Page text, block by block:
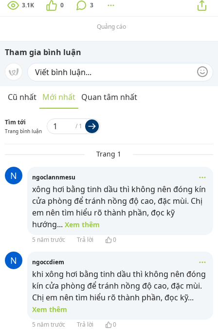
3.1K 0 3
Quảng cáo
Tham gia bình luận
Cũ nhất Mới nhất Quan tâm nhất
Tìm tới
Trang bình luận
/ 1
Trang 1
N ngoclannmesu
xông hơi bằng tinh dầu thì không nên đóng kín
cửa phòng để tránh nồng độ cao, đặc mùi. Chị
em nên tìm hiểu rõ thành phần, đọc kỹ
hướng... Xem thêm
5 năm trước Trả lời 0
N ngoccdiem
khi xông hơi bằng tinh dầu thì không nên đóng
kín cửa phòng để tránh nồng độ cao, đặc mùi.
Chị em nên tìm hiểu rõ thành phần, đọc kỹ...
Xem thêm
5 năm trước Trả lời 0